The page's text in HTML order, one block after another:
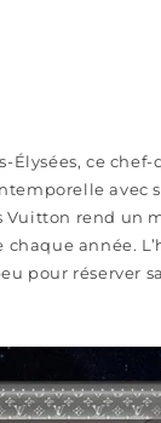
Élysées, ce
rend un
année.
pour réserver